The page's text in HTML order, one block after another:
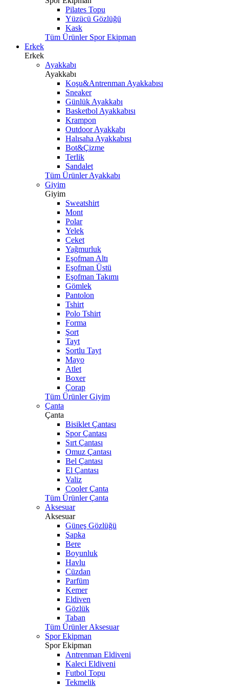
Pilates Topu
Yüzücü Gözlüğü
Kask
Tüm Ürünler Spor Ekipman
Erkek
Erkek
Ayakkabı
Ayakkabı
Koşu&Antrenman Ayakkabısı
Sneaker
Günlük Ayakkabı
Basketbol Ayakkabısı
Krampon
Outdoor Ayakkabı
Halısaha Ayakkabısı
Bot&Çizme
Terlik
Sandalet
Tüm Ürünler Ayakkabı
Giyim
Giyim
Sweatshirt
Mont
Polar
Yelek
Ceket
Yağmurluk
Eşofman Altı
Eşofman Üstü
Eşofman Takımı
Gömlek
Pantolon
Tshirt
Polo Tshirt
Forma
Şort
Tayt
Şortlu Tayt
Mayo
Atlet
Boxer
Çorap
Tüm Ürünler Giyim
Çanta
Çanta
Bisiklet Çantası
Spor Çantası
Sırt Çantası
Omuz Çantası
Bel Çantası
El Çantası
Valiz
Cooler Çanta
Tüm Ürünler Çanta
Aksesuar
Aksesuar
Güneş Gözlüğü
Şapka
Bere
Boyunluk
Havlu
Cüzdan
Parfüm
Kemer
Eldiven
Gözlük
Taban
Tüm Ürünler Aksesuar
Spor Ekipman
Spor Ekipman
Antrenman Eldiveni
Kaleci Eldiveni
Futbol Topu
Tekmelik